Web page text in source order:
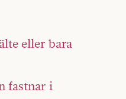
eller bara
fastnar i